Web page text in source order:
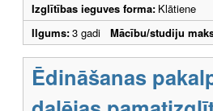
Izglītības ieguves forma: Klātiene
Ilgums:3 gadi Mācību/studiju
Ēdināšanas